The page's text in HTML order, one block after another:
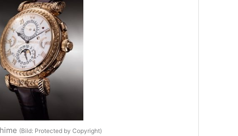
(Bild: Protected by Copyright)